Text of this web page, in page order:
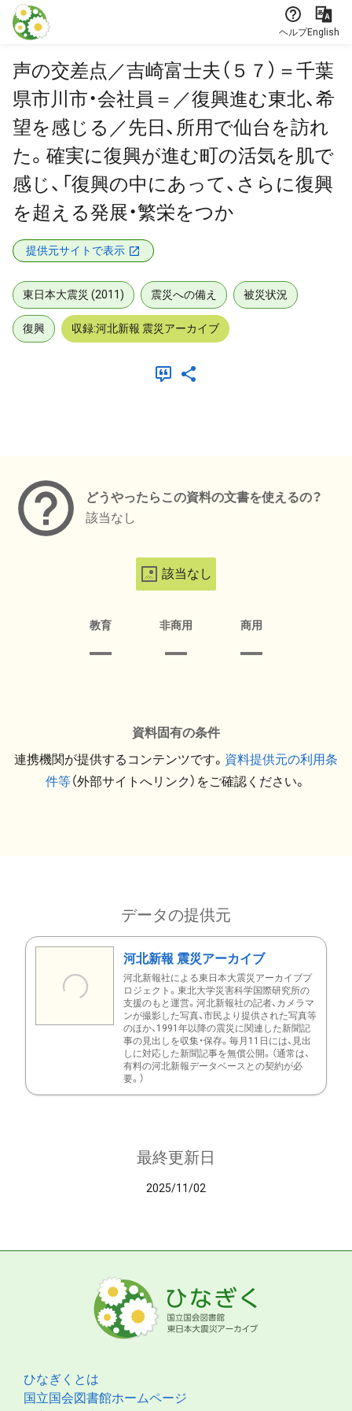
本文に飛ぶ
ヘルプEnglish
声の交差点／吉崎富士夫（５７）＝千葉
県市川市・会社員＝／復興進む東北、希
望を感じる／先日、所用で仙台を訪れ
た。確実に復興が進む町の活気を肌で
感じ、「復興の中にあって、さらに復興
を超える発展・繁栄をつか
提供元サイトで表示
東日本大震災 (2011) 震災への備え 被災状況
復興 収録:河北新報 震災アーカイブ
どうやったらこの資料の文書を使えるの？
該当なし
該当なし
教育 非商用 商用
資料固有の条件
連携機関が提供するコンテンツです。 資料提供元の利用条
件等（外部サイトへリンク）をご確認ください。
データの提供元
河北新報 震災アーカイブ
河北新報社による東日本大震災アーカイブプ
ロジェクト。東北大学災害科学国際研究所の
支援のもと運営。河北新報社の記者、カメラマ
ンが撮影した写真、市民より提供された写真等
のほか、1991年以降の震災に関連した新聞記
事の見出しを収集・保存。毎月11日には、見出
しに対応した新聞記事を無償公開。（通常は、
有料の河北新報データベースとの契約が必
要。）
最終更新日
2025/11/02
ひなぎくとは
国立国会図書館ホームページ